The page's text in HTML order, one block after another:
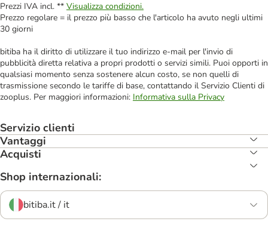
Prezzi IVA incl. ** Visualizza condizioni.
Prezzo regolare = il prezzo più basso che l'articolo ha avuto negli ultimi
30 giorni
bitiba ha il diritto di utilizzare il tuo indirizzo e-mail per l'invio di
pubblicità diretta relativa a propri prodotti o servizi simili. Puoi opporti in
qualsiasi momento senza sostenere alcun costo, se non quelli di
trasmissione secondo le tariffe di base, contattando il Servizio Clienti di
zooplus. Per maggiori informazioni: Informativa sulla Privacy
Servizio clienti
Vantaggi
Acquisti
Shop internazionali:
bitiba.it / it